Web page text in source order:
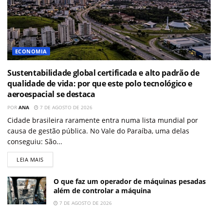
ECONOMIA
Sustentabilidade global certificada e alto padrão de
qualidade de vida: por que este polo tecnológico e
aeroespacial se destaca
POR ANA 7 DE AGOSTO DE 2026
Cidade brasileira raramente entra numa lista mundial por
causa de gestão pública. No Vale do Paraíba, uma delas
conseguiu: São...
LEIA MAIS
O que faz um operador de máquinas pesadas
além de controlar a máquina
7 DE AGOSTO DE 2026